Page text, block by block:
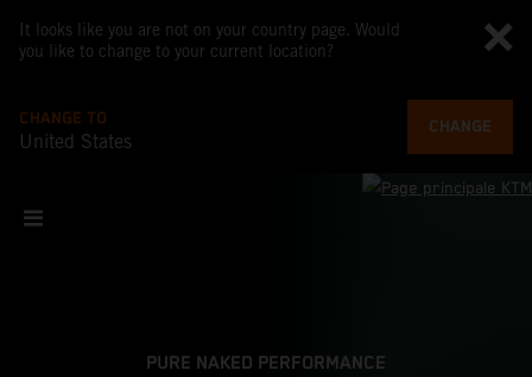
It looks like you are not on your country page. Would
you like to change to your current location?
CHANGE TO
United States
CHANGE
PURE NAKED PERFORMANCE